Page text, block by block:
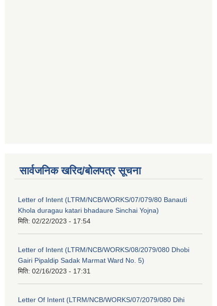
सार्वजनिक खरिद/बोलपत्र सूचना
Letter of Intent (LTRM/NCB/WORKS/07/079/80 Banauti
Khola duragau katari bhadaure Sinchai Yojna)
मिति: 02/22/2023 - 17:54
Letter of Intent (LTRM/NCB/WORKS/08/2079/080 Dhobi
Gairi Pipaldip Sadak Marmat Ward No. 5)
मिति: 02/16/2023 - 17:31
Letter Of Intent (LTRM/NCB/WORKS/07/2079/080 Dihi